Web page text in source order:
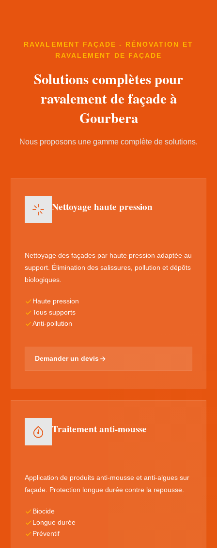
RAVALEMENT FAÇADE - RÉNOVATION ET
RAVALEMENT DE FAÇADE
Solutions complètes pour
ravalement de façade à
Gourbera
Nous proposons une gamme complète de solutions.
Nettoyage haute pression
Nettoyage des façades par haute pression adaptée au
support. Élimination des salissures, pollution et dépôts
biologiques.
Haute pression
Tous supports
Anti-pollution
Demander un devis
Traitement anti-mousse
Application de produits anti-mousse et anti-algues sur
façade. Protection longue durée contre la repousse.
Biocide
Longue durée
Préventif